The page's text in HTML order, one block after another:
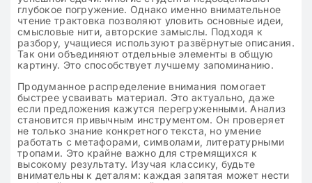
глубокое погружение. Однако именно внимательное
чтение трактовка позволяют уловить основные идеи,
смысловые нити, авторские замыслы. Подходя к
разбору, учащиеся используют развёрнутые описания.
Так они объединяют отдельные элементы в общую
картину. Это способствует лучшему запоминанию.
Продуманное распределение внимания помогает
быстрее усваивать материал. Это актуально, даже
если предложения кажутся перегруженными. Анализ
становится привычным инструментом. Он проверяет
не только знание конкретного текста, но умение
работать с метафорами, символами, литературными
тропами. Это крайне важно для стремящихся к
высокому результату. Изучая классику, будьте
внимательны к деталям: каждая запятая может нести